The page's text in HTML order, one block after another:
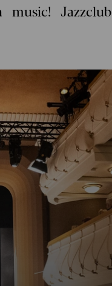
music! Jazzclub